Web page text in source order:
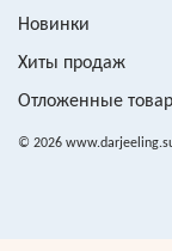
Новинки
Хиты продаж
Отложенные
© 2026